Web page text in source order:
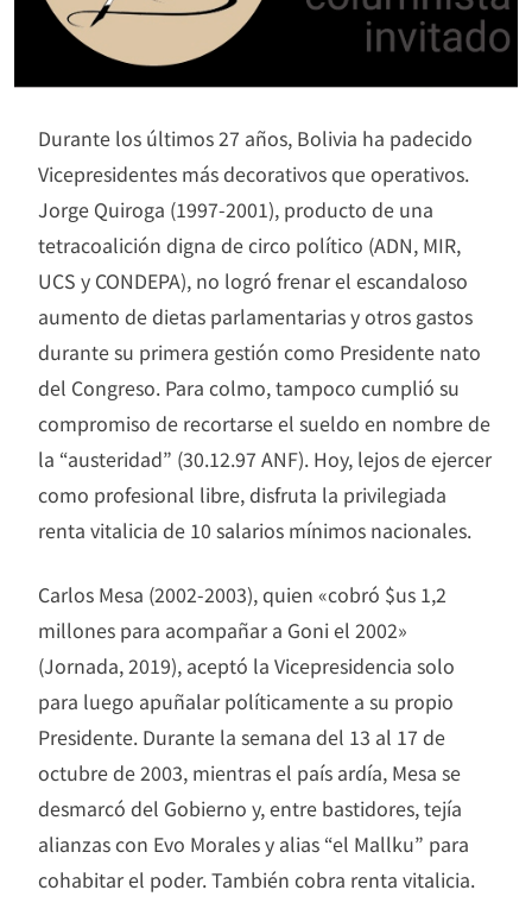
Durante los últimos 27 años, Bolivia ha padecido
Vicepresidentes más decorativos que operativos.
Jorge Quiroga (1997-2001), producto de una
tetracoalición digna de circo político (ADN, MIR,
UCS y CONDEPA), no logró frenar el escandaloso
aumento de dietas parlamentarias y otros gastos
durante su primera gestión como Presidente nato
del Congreso. Para colmo, tampoco cumplió su
compromiso de recortarse el sueldo en nombre de
la “austeridad” (30.12.97 ANF). Hoy, lejos de ejercer
como profesional libre, disfruta la privilegiada
renta vitalicia de 10 salarios mínimos nacionales.
Carlos Mesa (2002-2003), quien «cobró $us 1,2
millones para acompañar a Goni el 2002»
(Jornada, 2019), aceptó la Vicepresidencia solo
para luego apuñalar políticamente a su propio
Presidente. Durante la semana del 13 al 17 de
octubre de 2003, mientras el país ardía, Mesa se
desmarcó del Gobierno y, entre bastidores, tejía
alianzas con Evo Morales y alias “el Mallku” para
cohabitar el poder. También cobra renta vitalicia.